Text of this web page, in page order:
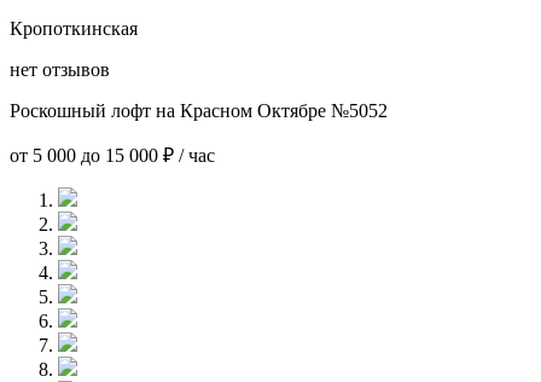
Кропоткинская
нет отзывов
Роскошный лофт на Красном Октябре №5052
от 5 000 до 15 000 ₽ / час